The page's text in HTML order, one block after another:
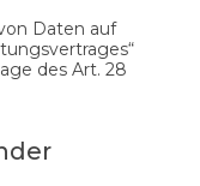
Daten auf
des Art. 28